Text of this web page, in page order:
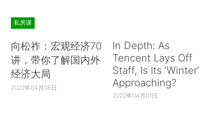
私房课
向松祚：宏观经济70
讲，带你了解国内外
经济大局
2022年04月06日
In Depth: As
Tencent Lays Off
Staff, Is Its ‘Winter’
Approaching?
2022年04月01日